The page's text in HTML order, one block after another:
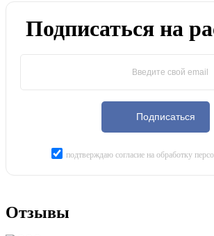
Подписаться на
Подписаться
подтверждаю согласие на обработку
Отзывы